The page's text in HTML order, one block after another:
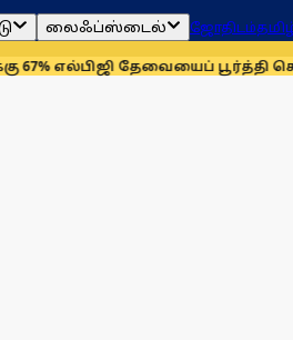
லைஃப்ஸ்டைல் ஜோதிடம்
தேவையைப் பூர்த்தி செய்யும்